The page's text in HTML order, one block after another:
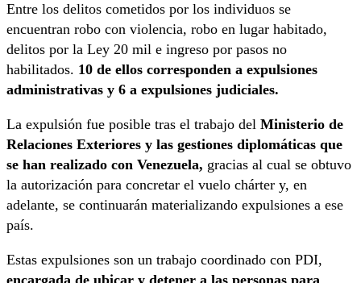
Entre los delitos cometidos por los individuos se
encuentran robo con violencia, robo en lugar habitado,
delitos por la Ley 20 mil e ingreso por pasos no
habilitados. 10 de ellos corresponden a expulsiones
administrativas y 6 a expulsiones judiciales.
La expulsión fue posible tras el trabajo del Ministerio de
Relaciones Exteriores y las gestiones diplomáticas que
se han realizado con Venezuela, gracias al cual se obtuvo
la autorización para concretar el vuelo chárter y, en
adelante, se continuarán materializando expulsiones a ese
país.
Estas expulsiones son un trabajo coordinado con PDI,